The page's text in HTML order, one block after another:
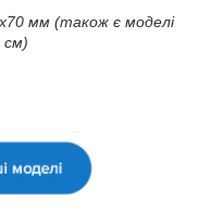
мм (також є моделі
см)